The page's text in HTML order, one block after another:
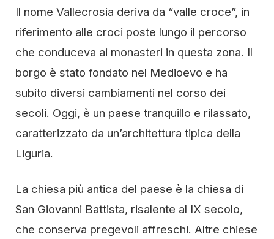
Il nome Vallecrosia deriva da “valle croce”, in
riferimento alle croci poste lungo il percorso
che conduceva ai monasteri in questa zona. Il
borgo è stato fondato nel Medioevo e ha
subito diversi cambiamenti nel corso dei
secoli. Oggi, è un paese tranquillo e rilassato,
caratterizzato da un’architettura tipica della
Liguria.
La chiesa più antica del paese è la chiesa di
San Giovanni Battista, risalente al IX secolo,
che conserva pregevoli affreschi. Altre chiese